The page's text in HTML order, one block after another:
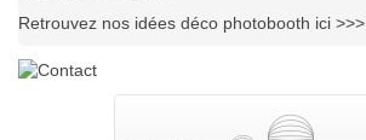
Retrouvez nos idées déco photobooth ici >>>